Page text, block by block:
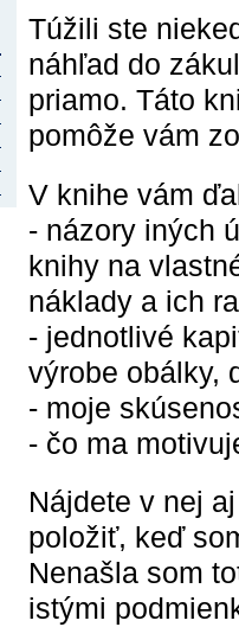
Túžili ste
náhľad do
priamo. Táto
pomôže vám
V knihe vám
- názory iných
knihy na
náklady a ich
- jednotlivé
výrobe obálky,
- moje
- čo ma
Nájdete v nej
položiť, keď
Nenašla som
istými